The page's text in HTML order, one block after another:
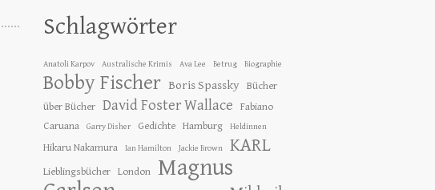
Schlagwörter
Anatoli Karpov Australische Krimis Ava Lee Betrug Biographie
Bobby Fischer Boris Spassky Bücher
über Bücher David Foster Wallace
Fabiano
Caruana
Garry Disher Gedichte Hamburg Heldinnen
Hikaru Nakamura Ian Hamilton Jackie Brown KARL
Lieblingsbücher London
Magnus